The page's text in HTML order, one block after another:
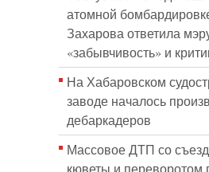
атомной
Захарова ответила
«забывчивость» и
На Хабаровском
заводе началось
дебаркадеров
Массовое ДТП со